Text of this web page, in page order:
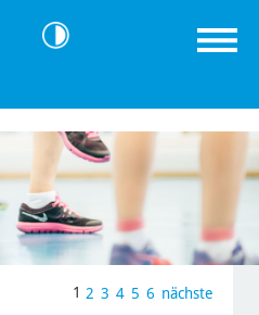
1 2 3 4 5 6 nächste